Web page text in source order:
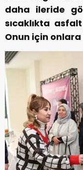
daha ileride
sıcaklıkta
Onun için